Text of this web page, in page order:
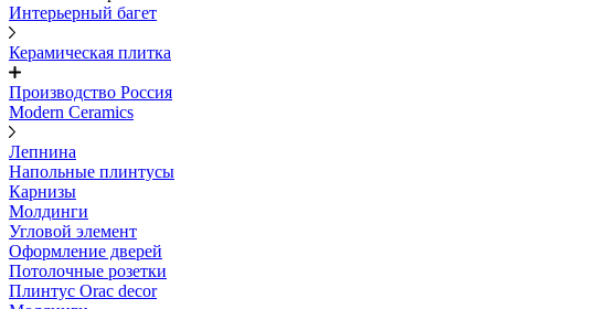
Интерьерный багет
Керамическая плитка
Производство Россия
Modern Ceramics
Лепнина
Напольные плинтусы
Карнизы
Молдинги
Угловой элемент
Оформление дверей
Потолочные розетки
Плинтус Orac decor